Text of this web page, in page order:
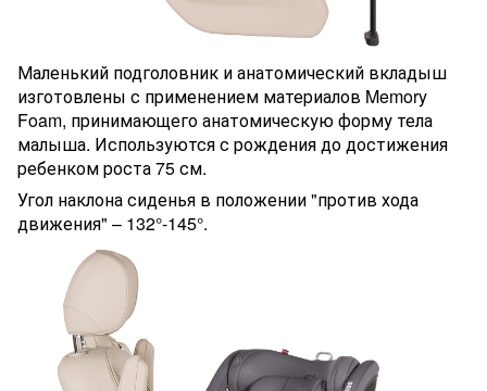
Маленький подголовник и анатомический вкладыш
изготовлены с применением материалов Memory
Foam, принимающего анатомическую форму тела
малыша. Используются с рождения до достижения
ребенком роста 75 см.
Угол наклона сиденья в положении "против хода
движения" – 132°-145°.